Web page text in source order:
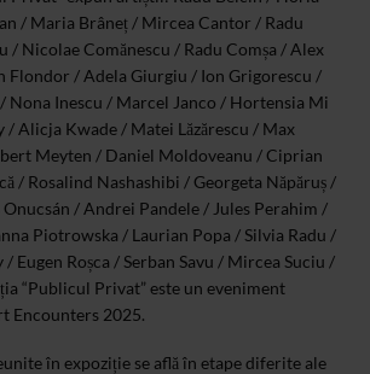
/ Maria Brâneț / Mircea Cantor / Radu
/ Nicolae Comănescu / Radu Comșa / Alex
Flondor / Adela Giurgiu / Ion Grigorescu /
Nona Inescu / Marcel Janco / Hortensia Mi
Alicja Kwade / Matei Lăzărescu / Max
Meyten / Daniel Moldoveanu / Ciprian
/ Rosalind Nashashibi / Georgeta Năpăruș /
/ Andrei Pandele / Jules Perahim /
Piotrowska / Laurian Popa / Silvia Radu /
/ Eugen Roșca / Serban Savu / Mircea Suciu /
“Publicul Privat” este un eveniment
Encounters 2025.
în expoziție se află în etape diferite ale